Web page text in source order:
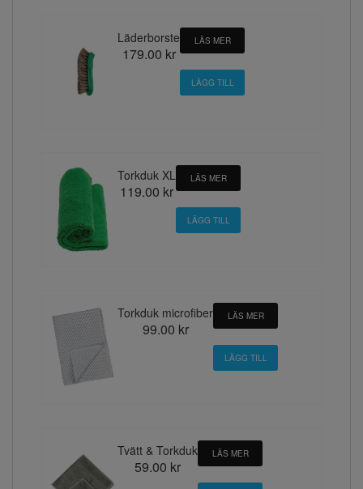
Läderborste
179.00 kr
LÄS MER
Torkduk XL
119.00 kr
LÄS MER
Torkduk microfiber
99.00 kr
LÄS MER
Tvätt & Torkduk
59.00 kr
LÄS MER